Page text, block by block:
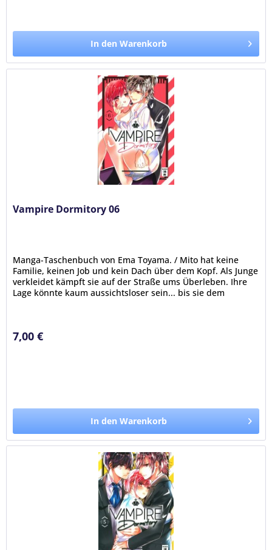
In den Warenkorb
Vampire Dormitory 06
Manga-Taschenbuch von Ema Toyama. / Mito hat keine
Familie, keinen Job und kein Dach über dem Kopf. Als Junge
verkleidet kämpft sie auf der Straße ums Überleben. Ihre
Lage könnte kaum aussichtsloser sein... bis sie dem
7,00 €
In den Warenkorb